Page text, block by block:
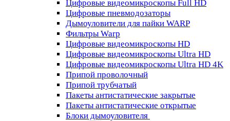
Цифровые видеомикроскопы Full HD
Цифровые пневмодозаторы
Дымоуловители для пайки WARP
Фильтры Warp
Цифровые видеомикроскопы HD
Цифровые видеомикроскопы Ultra HD
Цифровые видеомикроскопы Ultra HD 4K
Припой проволочный
Припой трубчатый
Пакеты антистатические закрытые
Пакеты антистатические открытые
Блоки дымоуловителя